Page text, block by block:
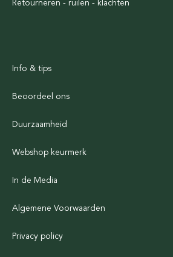
Retourneren - ruilen - klachten
Info & tips
Beoordeel ons
Duurzaamheid
Webshop keurmerk
In de Media
Algemene Voorwaarden
Privacy policy